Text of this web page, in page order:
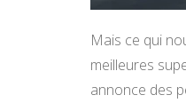
Mais ce qui
meilleures
annonce des